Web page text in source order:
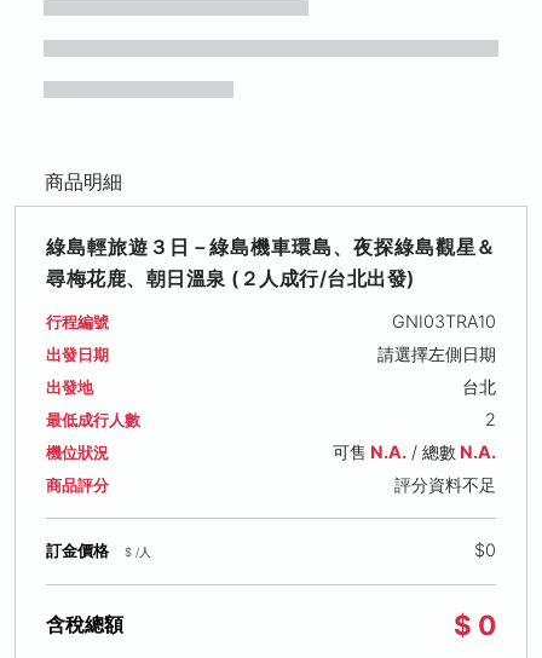
商品明細
綠島輕旅遊３日－綠島機車環島、夜探綠島觀星＆
尋梅花鹿、朝日溫泉 (２人成行/台北出發)
行程編號 GNI03TRA10
出發日期 請選擇左側日期
出發地 台北
最低成行人數 2
機位狀況 可售 N.A./ 總數N.A.
商品評分 評分資料不足
訂金價格 $ /人 $0
含稅總額 $ 0